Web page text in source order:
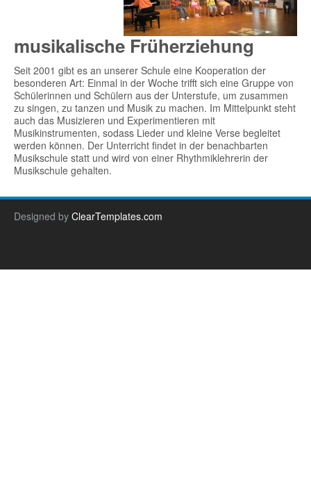
musikalische Früherziehung
Seit 2001 gibt es an unserer Schule eine Kooperation der
besonderen Art: Einmal in der Woche trifft sich eine Gruppe von
Schülerinnen und Schülern aus der Unterstufe, um zusammen
zu singen, zu tanzen und Musik zu machen. Im Mittelpunkt steht
auch das Musizieren und Experimentieren mit
Musikinstrumenten, sodass Lieder und kleine Verse begleitet
werden können. Der Unterricht findet in der benachbarten
Musikschule statt und wird von einer Rhythmiklehrerin der
Musikschule gehalten.
Designed by ClearTemplates.com